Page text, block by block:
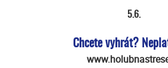
5.6.
Chcete vyhrát?